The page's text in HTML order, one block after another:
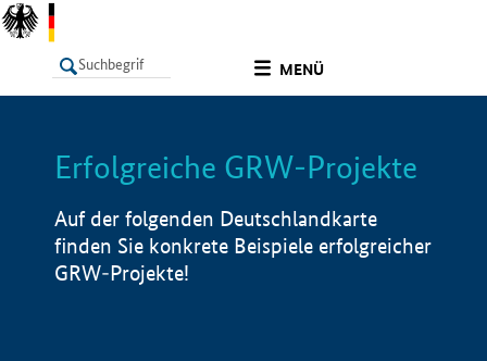
MENÜ
LISTE Info
Erfolgreiche GRW-Projekte
Auf der folgenden Deutschlandkarte
finden Sie konkrete Beispiele erfolgreicher
GRW-Projekte!